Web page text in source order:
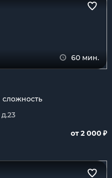
60 мин.
сложность
от 2 000 ₽